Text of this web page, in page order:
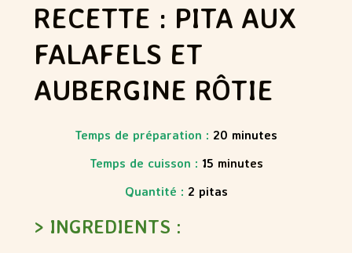
RECETTE : PITA AUX
FALAFELS ET
AUBERGINE RÔTIE
Temps de préparation : 20 minutes
Temps de cuisson : 15 minutes
Quantité : 2 pitas
> INGREDIENTS :